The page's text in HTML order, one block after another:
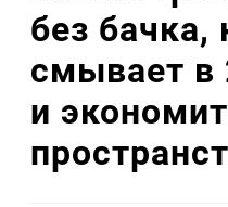
без бачка,
смывает в
и